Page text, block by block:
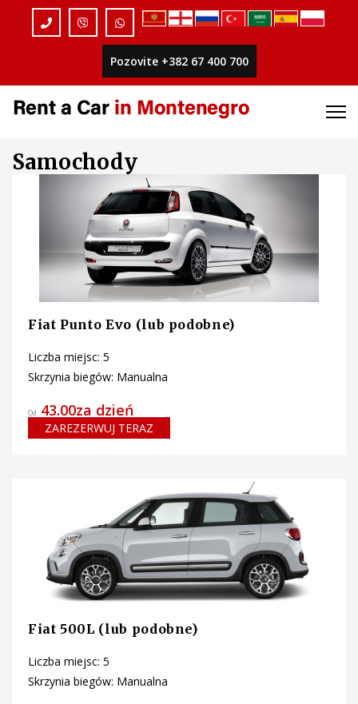
Pozovite +382 67 400 700
Samochody
Fiat Punto Evo (lub podobne)
Liczba miejsc: 5
Skrzynia biegów: Manualna
Od 43.00za dzień
ZAREZERWUJ TERAZ
Fiat 500L (lub podobne)
Liczba miejsc: 5
Skrzynia biegów: Manualna